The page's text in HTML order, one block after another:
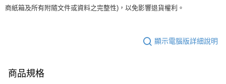
商紙箱及所有附隨文件或資料之完整性)，以免影響退貨權利。
顯示電腦版詳細說明
商品規格